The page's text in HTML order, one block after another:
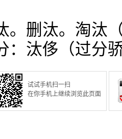
删汰。淘汰
汰侈（过分
试试手机扫一扫
在你手机上继续浏览此页面